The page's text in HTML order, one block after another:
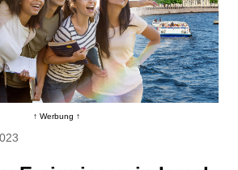
↑ Werbung ↑